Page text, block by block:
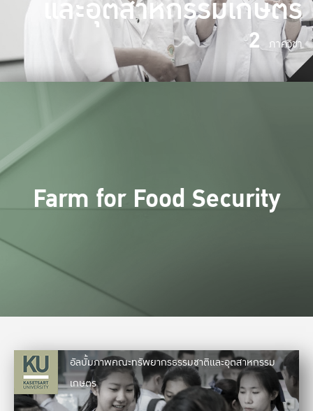
และอุตสาหกรรมเกษตร
2 ภาควิชา
Farm for Food Security
อัลบั้มภาพคณะทรัพยากรธรรมชาติและอุตสาหกรรม
เกษตร